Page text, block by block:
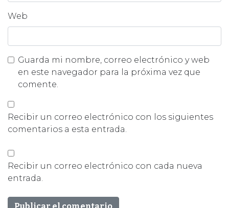
Web
Guarda mi nombre, correo electrónico y web
en este navegador para la próxima vez que
comente.
Recibir un correo electrónico con los siguientes
comentarios a esta entrada.
Recibir un correo electrónico con cada nueva
entrada.